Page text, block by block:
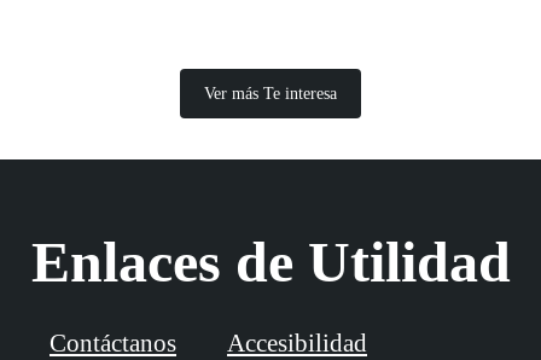
Ver más Te interesa
Enlaces de Utilidad
Contáctanos Accesibilidad